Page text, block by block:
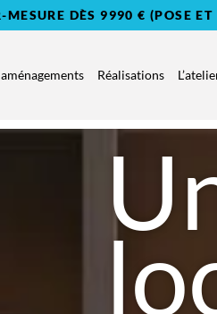
DÈS 9990 € (POSE
Réalisations